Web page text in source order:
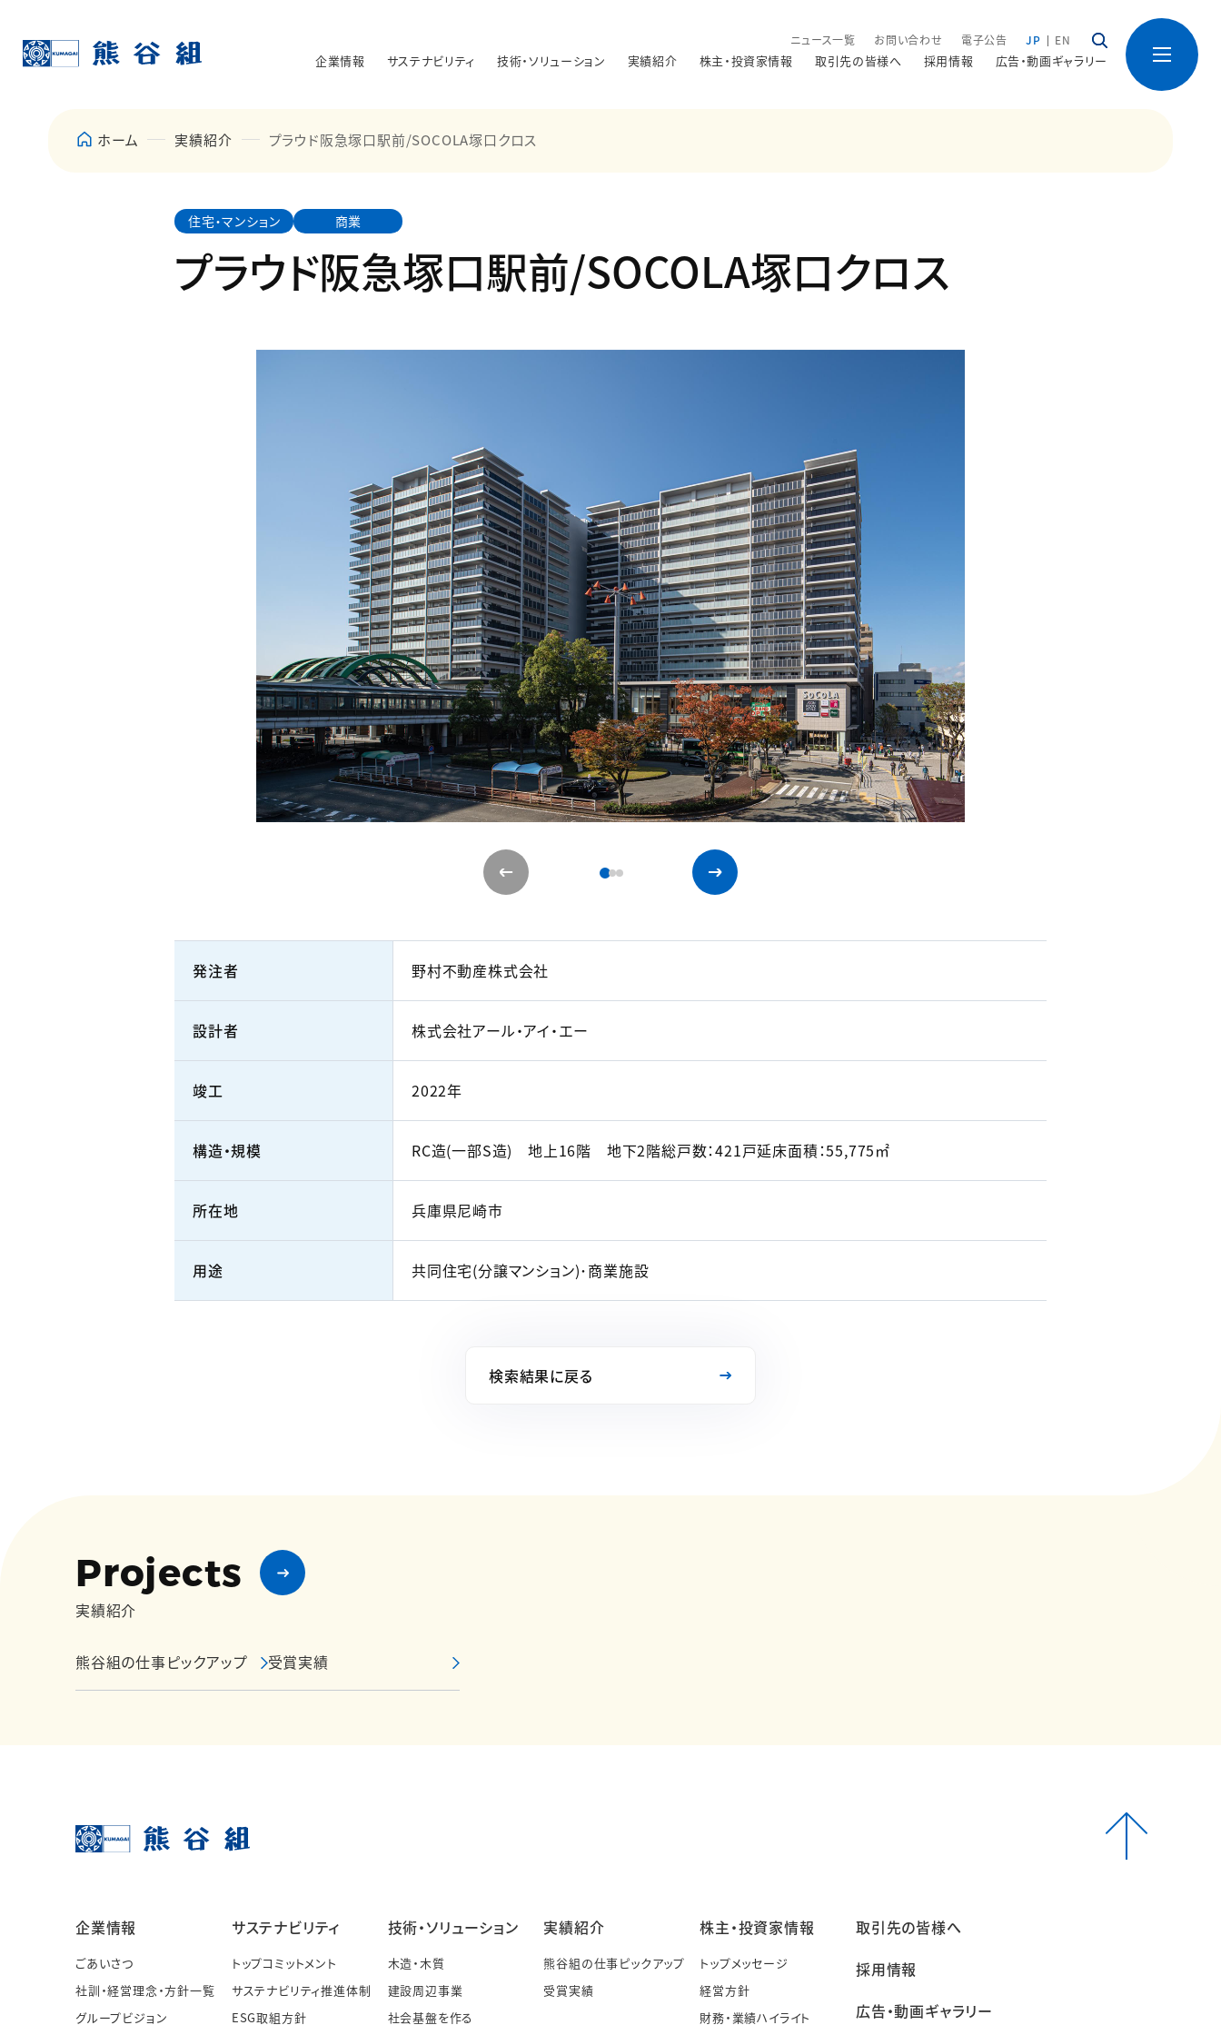
ニュース一覧 お問い合わせ 電子公告 JP EN
企業情報 サステナビリティ 技術・ソリューション 実績紹介 株主・投資家情報 取引先の皆様へ 採用情報 広告・動画ギャラリー
ホーム 実績紹介 プラウド阪急塚口駅前/SOCOLA塚口クロス
住宅・マンション 商業
プラウド阪急塚口駅前/SOCOLA塚口クロス
発注者 野村不動産株式会社
設計者 株式会社アール・アイ・エー
竣工 2022年
構造・規模 RC造(一部S造) 地上16階 地下2階総戸数：421戸延床面積：55,775㎡
所在地 兵庫県尼崎市
用途 共同住宅(分譲マンション)･商業施設
検索結果に戻る
Projects
実績紹介
熊谷組の仕事ピックアップ 受賞実績
企業情報
ごあいさつ
社訓・経営理念・方針一覧
グループビジョン
サステナビリティ
トップコミットメント
サステナビリティ推進体制
ESG取組方針
技術・ソリューション
木造・木質
建設周辺事業
社会基盤を作る
実績紹介
熊谷組の仕事ピックアップ
受賞実績
株主・投資家情報
トップメッセージ
経営方針
財務・業績ハイライト
取引先の皆様へ
採用情報
広告・動画ギャラリー